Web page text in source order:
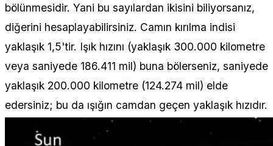
bölünmesidir. Yani bu sayılardan ikisini biliyorsanız,
diğerini hesaplayabilirsiniz. Camın kırılma indisi
yaklaşık 1,5'tir. Işık hızını (yaklaşık 300.000 kilometre
veya saniyede 186.411 mil) buna bölerseniz, saniyede
yaklaşık 200.000 kilometre (124.274 mil) elde
edersiniz; bu da ışığın camdan geçen yaklaşık hızıdır.